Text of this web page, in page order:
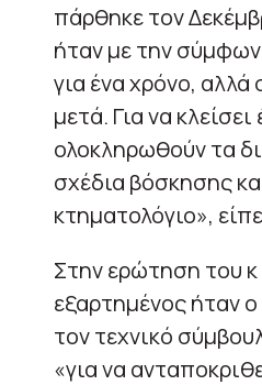
πάρθηκε τον
ήταν με την
για ένα χρόνο, αλλά
μετά. Για να
ολοκληρωθούν τα
σχέδια βόσκησης
κτηματολόγιο»,
Στην ερώτηση του
εξαρτημένος ήταν
τον τεχνικό
«για να